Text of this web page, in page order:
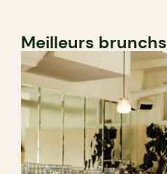
Meilleurs brunchs